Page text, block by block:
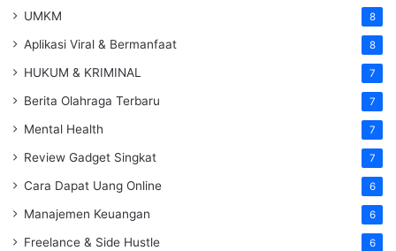
UMKM 8
Aplikasi Viral & Bermanfaat 8
HUKUM & KRIMINAL 7
Berita Olahraga Terbaru 7
Mental Health 7
Review Gadget Singkat 7
Cara Dapat Uang Online 6
Manajemen Keuangan 6
Freelance & Side Hustle 6